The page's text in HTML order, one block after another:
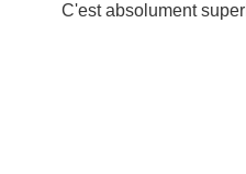
C'est absolument